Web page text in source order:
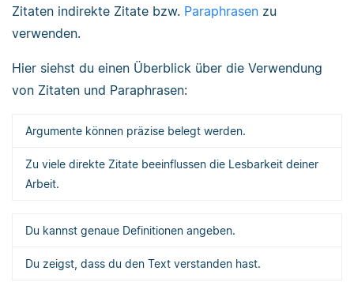
Zitaten indirekte Zitate bzw. Paraphrasen zu
verwenden.
Hier siehst du einen Überblick über die Verwendung
von Zitaten und Paraphrasen:
Argumente können präzise belegt werden.
Zu viele direkte Zitate beeinflussen die Lesbarkeit deiner
Arbeit.
Du kannst genaue Definitionen angeben.
Du zeigst, dass du den Text verstanden hast.